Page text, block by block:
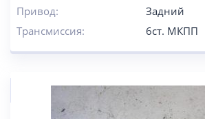
Привод:
Задний
Трансмиссия:
6ст. МКПП